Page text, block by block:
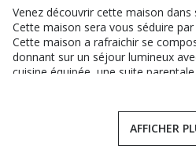
Venez découvrir cette maison dans
Cette maison sera vous séduire
Cette maison a rafraichir se
donnant sur un séjour lumineux
cuisine équipée, une suite
et une salle d'eau
de la nature cette
découvrir rapidement.
AFFICHER